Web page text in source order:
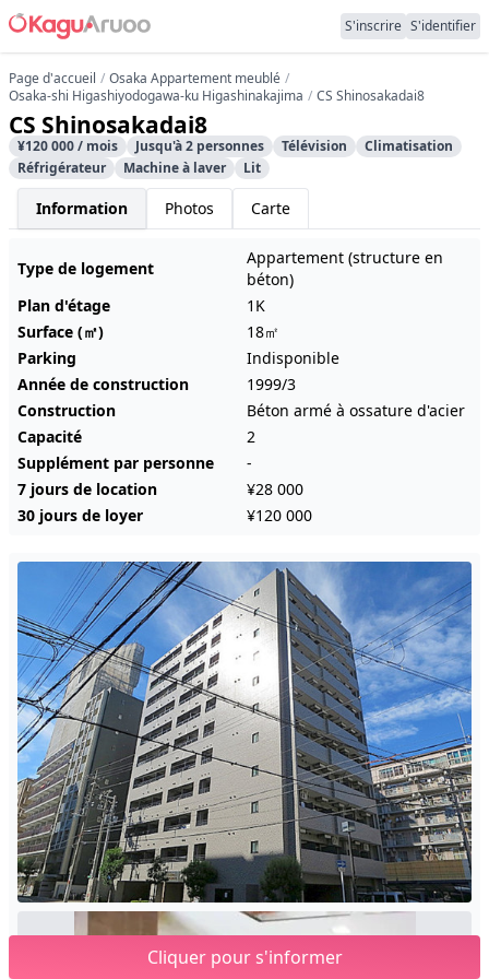
S'inscrire S'identifier
Page d'accueil
Osaka Appartement meublé
Osaka-shi Higashiyodogawa-ku Higashinakajima
CS Shinosakadai8
CS Shinosakadai8
¥120 000 / mois Jusqu'à 2 personnes Télévision
Climatisation
Réfrigérateur
Machine à laver Lit
Information Photos Carte
Type de logement
Appartement (structure en
béton)
Plan d'étage
1K
Surface (㎡)
18㎡
Parking
Indisponible
Année de construction
1999/3
Construction
Béton armé à ossature d'acier
Capacité
2
Supplément par personne
-
7 jours de location
¥28 000
30 jours de loyer
¥120 000
Cliquer pour s'informer